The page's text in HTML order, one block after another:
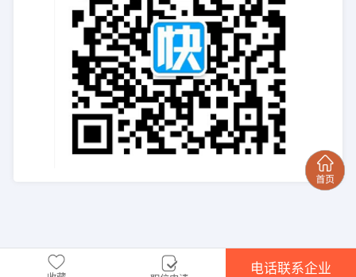
电话联系企业